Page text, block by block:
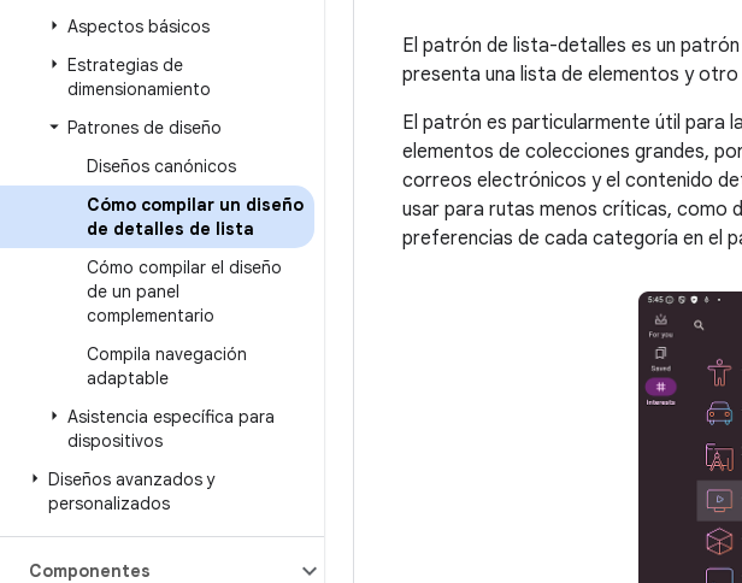
Aspectos básicos
Estrategias de
dimensionamiento
Patrones de diseño
Diseños canónicos
Cómo compilar un diseño
de detalles de lista
Cómo compilar el diseño
de un panel
complementario
Compila navegación
adaptable
Asistencia específica para
dispositivos
Diseños avanzados y
personalizados
Componentes
El patrón de lista-detalles es un patrón
presenta una lista de elementos y
El patrón es particularmente útil para
elementos de colecciones grandes,
correos electrónicos y el contenido
usar para rutas menos críticas, como
preferencias de cada categoría en el